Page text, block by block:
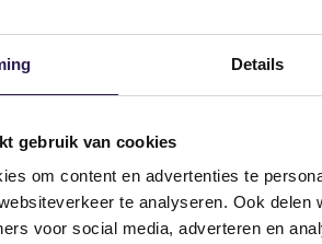
Details
gebruik van cookies
om content en advertenties te
te analyseren. Ook
voor social media, adverteren en
Sportschool Hilversum